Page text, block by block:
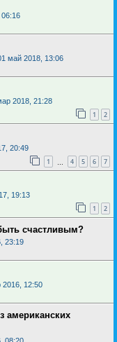
май 2018, 13:06
2018, 21:28
1 2
20:49
1 4 5 6 7
19:13
1 2
счастливым?
23:19
2016, 12:50
американских